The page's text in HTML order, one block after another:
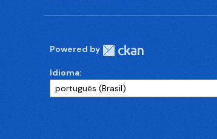
Powered by
Idioma